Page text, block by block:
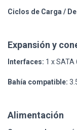
Ciclos de Carga /
Expansión y
Interfaces: 1 x SATA
Bahía compatible:
Alimentación